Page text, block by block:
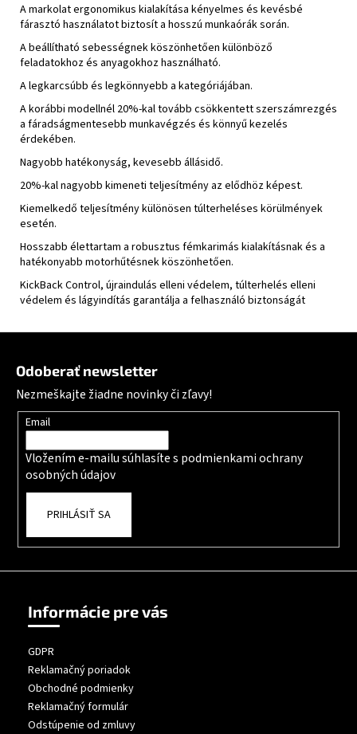
A markolat ergonomikus kialakítása kényelmes és kevésbé
fárasztó használatot biztosít a hosszú munkaórák során.
A beállítható sebességnek köszönhetően különböző
feladatokhoz és anyagokhoz használható.
A legkarcsúbb és legkönnyebb a kategóriájában.
A korábbi modellnél 20%-kal tovább csökkentett szerszámrezgés
a fáradságmentesebb munkavégzés és könnyű kezelés
érdekében.
Nagyobb hatékonyság, kevesebb állásidő.
20%-kal nagyobb kimeneti teljesítmény az elődhöz képest.
Kiemelkedő teljesítmény különösen túlterheléses körülmények
esetén.
Hosszabb élettartam a robusztus fémkarimás kialakításnak és a
hatékonyabb motorhűtésnek köszönhetően.
KickBack Control, újraindulás elleni védelem, túlterhelés elleni
védelem és lágyindítás garantálja a felhasználó biztonságát
Odoberať newsletter
Nezmeškajte žiadne novinky či zľavy!
Email
Vložením e-mailu súhlasíte s podmienkami ochrany
osobných údajov
PRIHLÁSIŤ SA
Informácie pre vás
GDPR
Reklamačný poriadok
Obchodné podmienky
Reklamačný formulár
Odstúpenie od zmluvy